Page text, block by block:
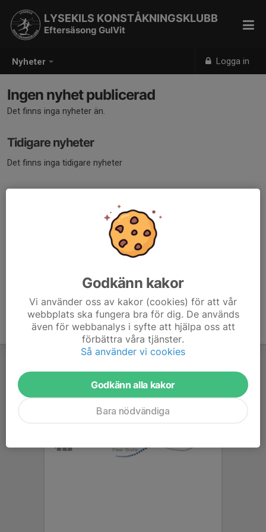
Nyheter Logga in
LYSEKILS KONSTÅKNINGSKLUBB
Eftersäsong GulVit
Ingen nyhet publicerad
Det finns inga nyheter än.
Tidigare nyheter
Det finns inga tidigare nyheter
Godkänn kakor
Vi använder oss av kakor (cookies) för att vår
webbplats ska fungera bra för dig. De används
även för webbanalys i syfte att hjälpa oss att
förbättra våra tjänster.
Så använder vi cookies
Godkänn alla kakor
Bara nödvändiga